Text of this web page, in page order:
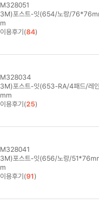
M328051
3M)포스트-잇(654/노랑/
m
이용후기(84)
M328034
3M)포스트-잇(653-RA/4패드/레
mm
이용후기(25)
M328041
3M)포스트-잇(656/노랑/
m
이용후기(91)